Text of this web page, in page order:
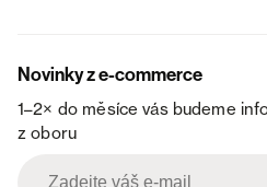
Novinky z e-commerce
1–2× do měsíce vás budeme
z oboru